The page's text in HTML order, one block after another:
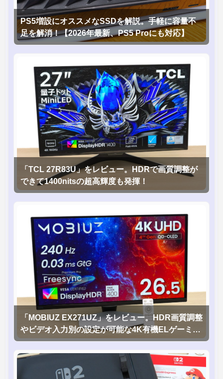
PS5増設にオススメなSSDを解説。手軽に容量不
足を解消！【2026年最新、PS5 Proにも対応】
「TCL 27R83U」をレビュー。HDRで画質調整が
できて1400nitsの超高輝度も発揮！
「MOBIUZ EX271UZ」をレビュー。HDR画質調整
やビデオ入力別の設定が可能な4K有機ELゲーミン
グモニタを徹底検証